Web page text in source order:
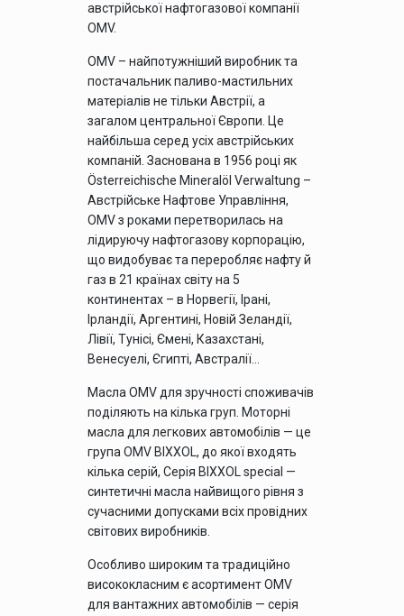
австрійської нафтогазової компанії
OMV.
OMV – найпотужніший виробник та
постачальник паливо-мастильних
матеріалів не тільки Австрії, а
загалом центральної Європи. Це
найбільша серед усіх австрійських
компаній. Заснована в 1956 році як
Österreichische Mineralöl Verwaltung –
Австрійське Нафтове Управління,
OMV з роками перетворилась на
лідируючу нафтогазову корпорацію,
що видобуває та переробляє нафту й
газ в 21 країнах світу на 5
континентах – в Норвегії, Ірані,
Ірландії, Аргентині, Новій Зеландії,
Лівії, Тунісі, Ємені, Казахстані,
Венесуелі, Єгипті, Австралії…
Масла OMV для зручності споживачів
поділяють на кілька груп. Моторні
масла для легкових автомобілів — це
група OMV BIXXOL, до якої входять
кілька серій, Серія BIXXOL special —
синтетичні масла найвищого рівня з
сучасними допусками всіх провідних
світових виробників.
Особливо широким та традиційно
висококласним є асортимент OMV
для вантажних автомобілів — серія